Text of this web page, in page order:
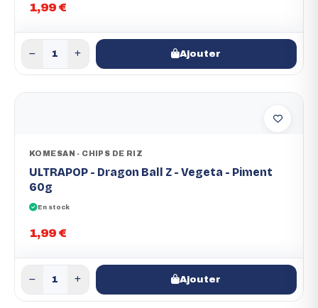
1,99 €
Ajouter
KOMESAN - CHIPS DE RIZ
ULTRAPOP - Dragon Ball Z - Vegeta - Piment
60g
En stock
1,99 €
Ajouter